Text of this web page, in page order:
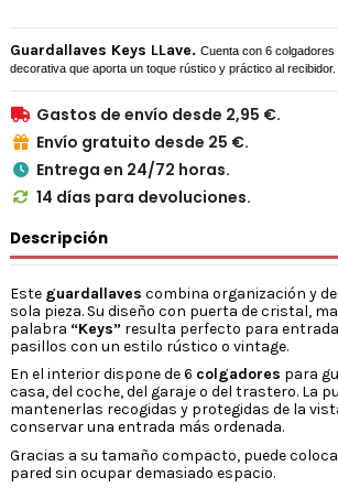
Guardallaves Keys LLave. Cuenta con 6 colgadores
decorativa que aporta un toque rústico y práctico al recibidor.
 Gastos de envío desde 2,95 €.
 Envío gratuito desde 25 €.
 Entrega en 24/72 horas.
 14 días para devoluciones.
Descripción
Este guardallaves combina organización y
sola pieza. Su diseño con puerta de cristal,
palabra “Keys” resulta perfecto para
pasillos con un estilo rústico o vintage.
En el interior dispone de 6 colgadores para
casa, del coche, del garaje o del trastero. La
mantenerlas recogidas y protegidas de la
conservar una entrada más ordenada.
Gracias a su tamaño compacto, puede
pared sin ocupar demasiado espacio.